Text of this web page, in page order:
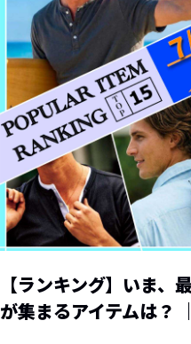
【ランキング】いま、
が集まるアイテムは？